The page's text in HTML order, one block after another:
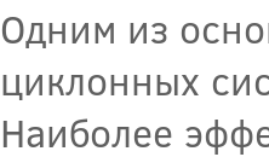
Одним из
циклонных
Наиболее